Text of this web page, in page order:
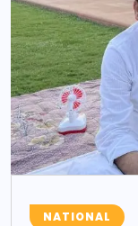
NATIONAL